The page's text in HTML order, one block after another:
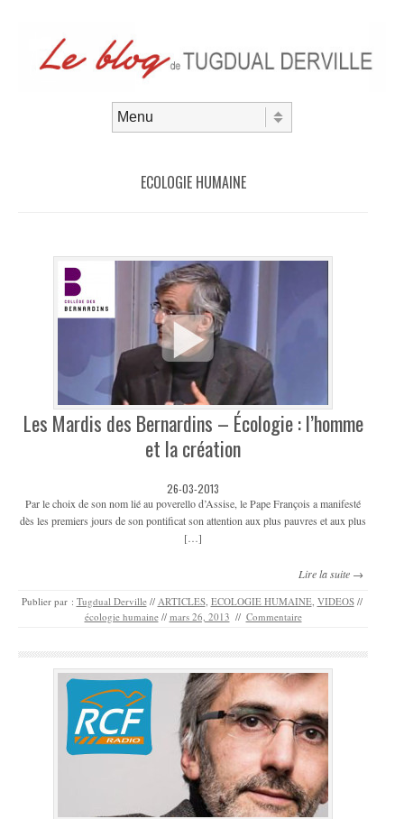
ECOLOGIE HUMAINE
Les Mardis des Bernardins – Écologie : l’homme
et la création
26-03-2013
Par le choix de son nom lié au poverello d’Assise, le Pape François a manifesté
dès les premiers jours de son pontificat son attention aux plus pauvres et aux plus
[…]
Lire la suite →
Publier par : Tugdual Derville // ARTICLES, ECOLOGIE HUMAINE, VIDEOS //
écologie humaine // mars 26, 2013 // Commentaire